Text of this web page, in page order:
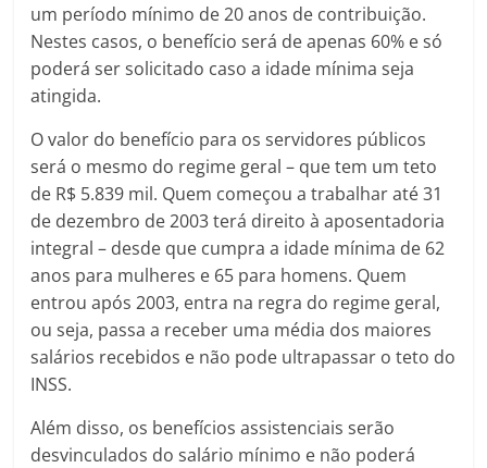
um período mínimo de 20 anos de contribuição.
Nestes casos, o benefício será de apenas 60% e só
poderá ser solicitado caso a idade mínima seja
atingida.
O valor do benefício para os servidores públicos
será o mesmo do regime geral – que tem um teto
de R$ 5.839 mil. Quem começou a trabalhar até 31
de dezembro de 2003 terá direito à aposentadoria
integral – desde que cumpra a idade mínima de 62
anos para mulheres e 65 para homens. Quem
entrou após 2003, entra na regra do regime geral,
ou seja, passa a receber uma média dos maiores
salários recebidos e não pode ultrapassar o teto do
INSS.
Além disso, os benefícios assistenciais serão
desvinculados do salário mínimo e não poderá